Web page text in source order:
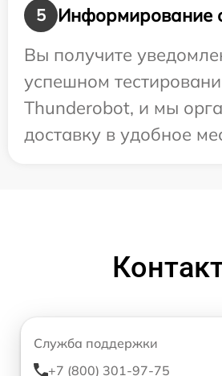
5
Информирование
Вы получите
успешном
Thunderobot, и мы
доставку в удобное
Служба поддержки
+7 (800) 301-97-75